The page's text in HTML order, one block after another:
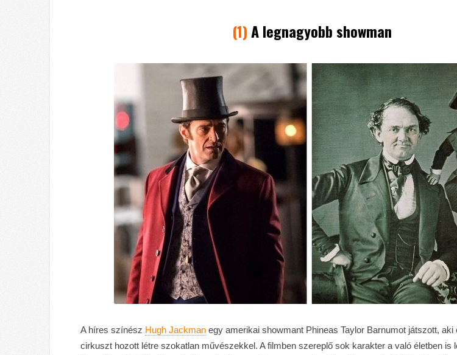
(1)A legnagyobb showman
A híres színész Hugh Jackman egy amerikai showmant Phineas Taylor Barnumot játszott, aki
cirkuszt hozott létre szokatlan művészekkel. A filmben szereplő sok karakter a való életben is